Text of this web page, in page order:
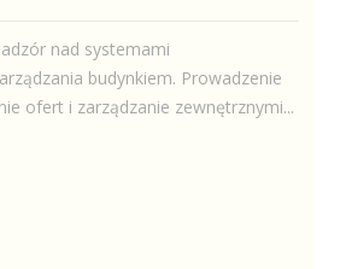
nad systemami
budynkiem. Prowadzenie
ofert i zarządzanie zewnętrznymi...